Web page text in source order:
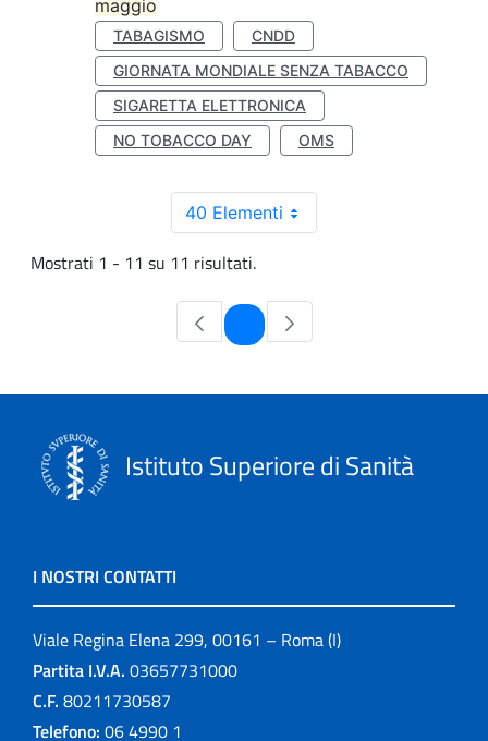
maggio
TABAGISMO
CNDD
GIORNATA MONDIALE SENZA TABACCO
SIGARETTA ELETTRONICA
NO TOBACCO DAY
OMS
40 Elementi
Mostrati 1 - 11 su 11 risultati.
Pagina
Istituto Superiore di Sanità
I NOSTRI CONTATTI
Viale Regina Elena 299, 00161 – Roma (I)
Partita I.V.A. 03657731000
C.F. 80211730587
Telefono: 06 4990 1